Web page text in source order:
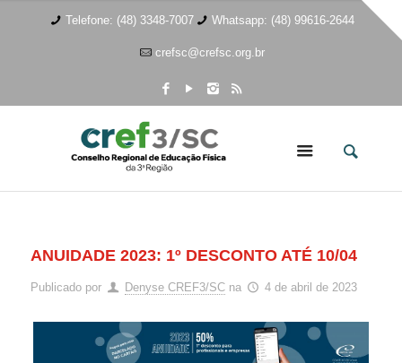
Telefone: (48) 3348-7007 Whatsapp: (48) 99616-2644
crefsc@crefsc.org.br
ANUIDADE 2023: 1º DESCONTO ATÉ 10/04
Publicado por Denyse CREF3/SC na 4 de abril de 2023